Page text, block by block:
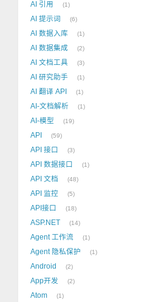
AI 引用 1
AI 提示词 6
AI 数据入库 1
AI 数据集成 2
AI 文档工具 3
AI 研究助手 1
AI 翻译 API 1
AI-文档解析 1
AI-模型 19
API 59
API 接口 3
API 数据接口 1
API 文档 48
API 监控 5
API接口 18
ASP.NET 14
Agent 工作流 1
Agent 隐私保护 1
Android 2
App开发 2
Atom 1